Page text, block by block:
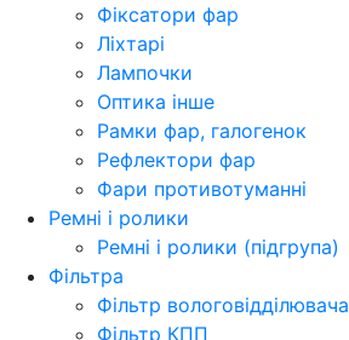
Фіксатори фар
Ліхтарі
Лампочки
Оптика інше
Рамки фар, галогенок
Рефлектори фар
Фари противотуманні
Ремні і ролики
Ремні і ролики (підгрупа)
Фільтра
Фільтр вологовідділювача
Фільтр КПП